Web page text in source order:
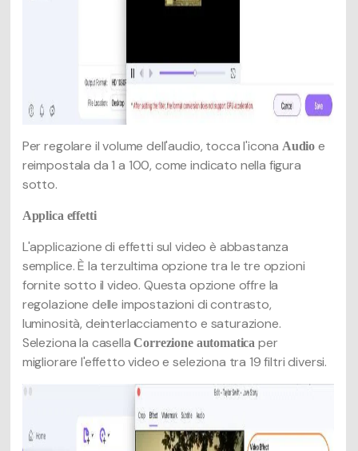
Per regolare il volume dell'audio, tocca l'icona Audioe
reimpostala da 1 a 100, come indicato nella figura
sotto.
Applica effetti
L'applicazione di effetti sul video è abbastanza
semplice. È la terzultima opzione tra le tre opzioni
fornite sotto il video. Questa opzione offre la
regolazione delle impostazioni di contrasto,
luminosità, deinterlacciamento e saturazione.
Seleziona la casellaCorrezione automatica per
migliorare l'effetto video e seleziona tra 19 filtri diversi.